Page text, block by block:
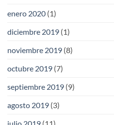
enero 2020 (1)
diciembre 2019 (1)
noviembre 2019 (8)
octubre 2019 (7)
septiembre 2019 (9)
agosto 2019 (3)
julio 2019 (11)